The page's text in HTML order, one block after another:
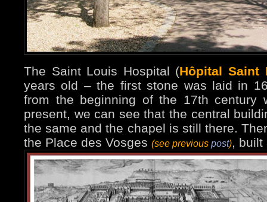
The Saint Louis Hospital (Hôpital Saint
years old – the first stone was laid in
from the beginning of the 17th century
present, we can see that the central
the same and the chapel is still there.
the Place des Vosges (see previous post), built